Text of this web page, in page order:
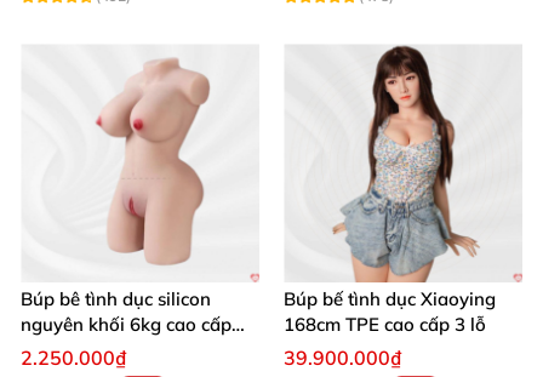
Búp bê tình dục silicon
nguyên khối 6kg cao cấp
giá rẻ sexy gợi cảm
2.250.000₫
Búp bế tình dục Xiaoying
168cm TPE cao cấp 3 lỗ
39.900.000₫